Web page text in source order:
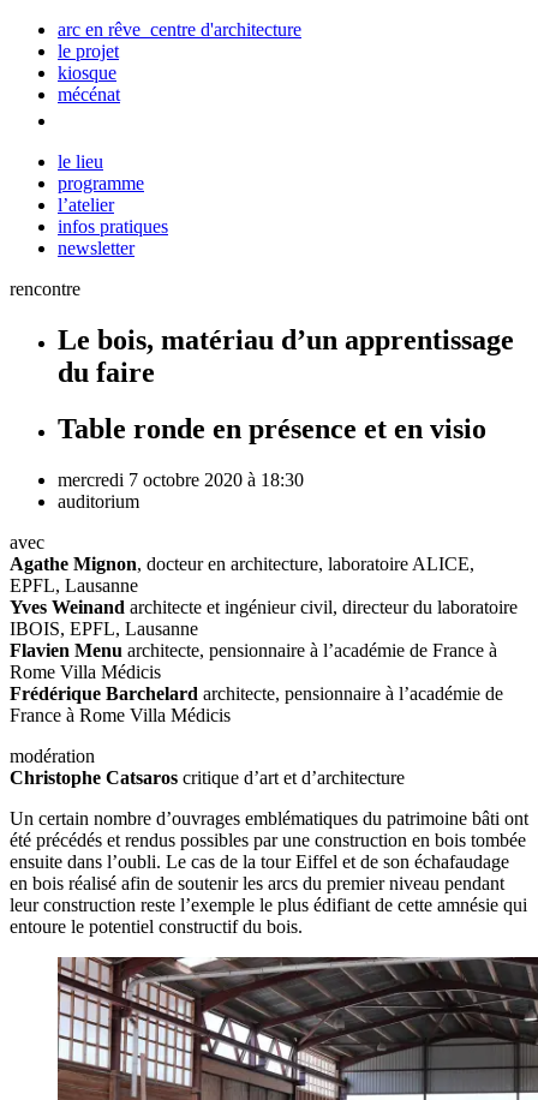
arc en rêve centre d'architecture
le projet
kiosque
mécénat
le lieu
programme
l’atelier
infos pratiques
newsletter
rencontre
Le bois, matériau d’un apprentissage
du faire
Table ronde en présence et en visio
mercredi 7 octobre 2020 à 18:30
auditorium
avec
Agathe Mignon, docteur en architecture, laboratoire ALICE,
EPFL, Lausanne
Yves Weinand architecte et ingénieur civil, directeur du laboratoire
IBOIS, EPFL, Lausanne
Flavien Menu architecte, pensionnaire à l’académie de France à
Rome Villa Médicis
Frédérique Barchelard architecte, pensionnaire à l’académie de
France à Rome Villa Médicis
modération
Christophe Catsaros critique d’art et d’architecture
Un certain nombre d’ouvrages emblématiques du patrimoine bâti ont
été précédés et rendus possibles par une construction en bois tombée
ensuite dans l’oubli. Le cas de la tour Eiffel et de son échafaudage
en bois réalisé afin de soutenir les arcs du premier niveau pendant
leur construction reste l’exemple le plus édifiant de cette amnésie qui
entoure le potentiel constructif du bois.